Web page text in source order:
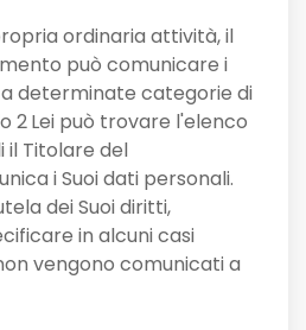
ordinaria attività, il
può comunicare i
determinate categorie di
2Lei può trovare l'elenco
il Titolare del
i Suoi dati personali.
dei Suoi diritti,
in alcuni casi
vengono comunicati a